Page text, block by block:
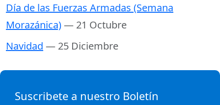
Día de las Fuerzas Armadas (Semana
Morazánica)— 21 Octubre
Navidad — 25 Diciembre
Suscribete a nuestro Boletín